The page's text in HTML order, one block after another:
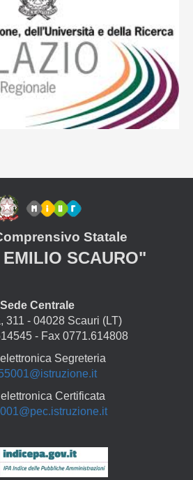
Statale
SCAURO"
Sede Centrale
311 - 04028 Scauri (LT)
- Fax 0771.614808
Segreteria
Certificata